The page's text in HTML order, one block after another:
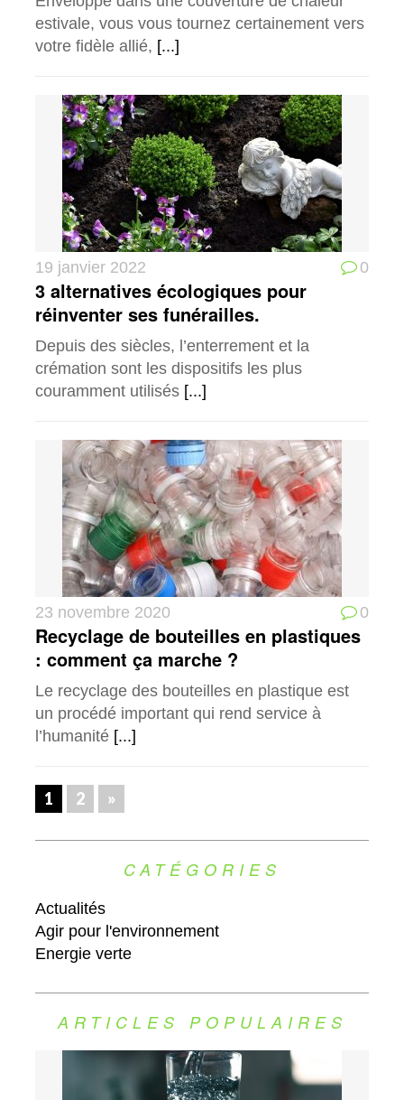
estivale, vous vous tournez certainement vers
votre fidèle allié, [...]
19 janvier 2022 0
3 alternatives écologiques pour
réinventer ses funérailles.
Depuis des siècles, l’enterrement et la
crémation sont les dispositifs les plus
couramment utilisés [...]
23 novembre 2020 0
Recyclage de bouteilles en plastiques
: comment ça marche ?
Le recyclage des bouteilles en plastique est
un procédé important qui rend service à
l’humanité [...]
1 2 »
CATÉGORIES
Actualités
Agir pour l'environnement
Energie verte
ARTICLES POPULAIRES